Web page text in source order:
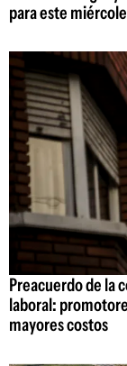
para este
Preacuerdo de la
laboral:
mayores costos